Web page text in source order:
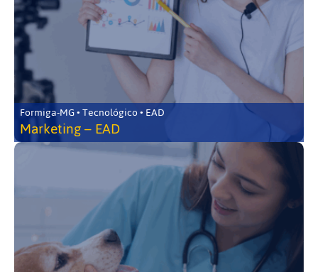
Formiga-MG • Tecnológico • EAD
Marketing – EAD